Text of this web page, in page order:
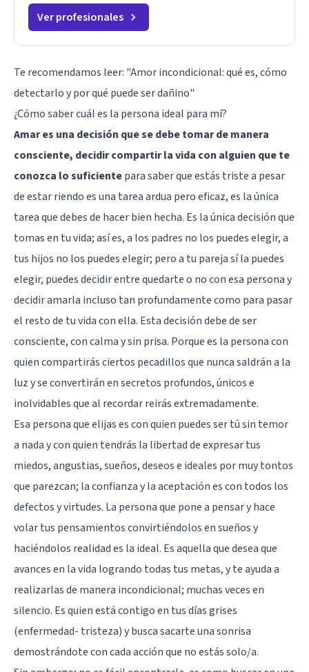
Ver profesionales
Te recomendamos leer: "Amor incondicional: qué es, cómo
detectarlo y por qué puede ser dañino"
¿Cómo saber cuál es la persona ideal para mí?
Amar es una decisión que se debe tomar de manera
consciente, decidir compartir la vida con alguien que te
conozca lo suficientepara saber que estás triste a pesar
de estar riendo es una tarea ardua pero eficaz, es la única
tarea que debes de hacer bien hecha. Es la única decisión que
tomas en tu vida; así es, a los padres no los puedes elegir, a
tus hijos no los puedes elegir; pero a tu pareja sí la puedes
elegir, puedes decidir entre quedarte o no con esa persona y
decidir amarla incluso tan profundamente como para pasar
el resto de tu vida con ella. Esta decisión debe de ser
consciente, con calma y sin prisa. Porque es la persona con
quien compartirás ciertos pecadillos que nunca saldrán a la
luz y se convertirán en secretos profundos, únicos e
inolvidables que al recordar reirás extremadamente.
Esa persona que elijas es con quien puedes ser tú sin temor
a nada y con quien tendrás la libertad de expresar tus
miedos, angustias, sueños, deseos e ideales por muy tontos
que parezcan; la confianza y la aceptación es con todos los
defectos y virtudes. La persona que pone a pensar y hace
volar tus pensamientos convirtiéndolos en sueños y
haciéndolos realidad es la ideal. Es aquella que desea que
avances en la vida logrando todas tus metas, y te ayuda a
realizarlas de manera incondicional; muchas veces en
silencio. Es quien está contigo en tus días grises
(enfermedad- tristeza) y busca sacarte una sonrisa
demostrándote con cada acción que no estás solo/a.